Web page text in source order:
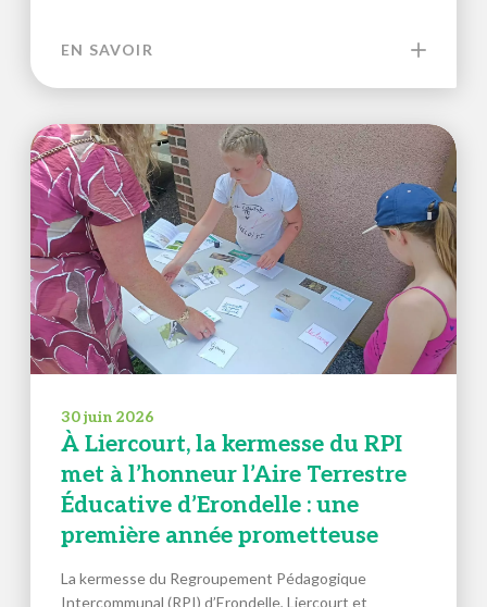
EN SAVOIR
30 juin 2026
À Liercourt, la kermesse du RPI
met à l’honneur l’Aire Terrestre
Éducative d’Erondelle : une
première année prometteuse
La kermesse du Regroupement Pédagogique
Intercommunal (RPI) d’Erondelle, Liercourt et